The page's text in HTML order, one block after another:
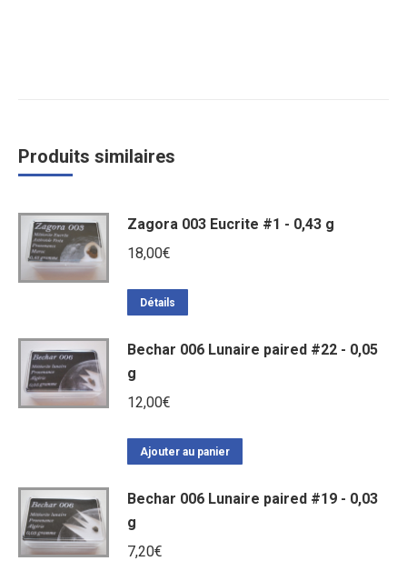
Produits similaires
Zagora 003 Eucrite #1 - 0,43 g
18,00€
Détails
Bechar 006 Lunaire paired #22 - 0,05
g
12,00€
Ajouter au panier
Bechar 006 Lunaire paired #19 - 0,03
g
7,20€